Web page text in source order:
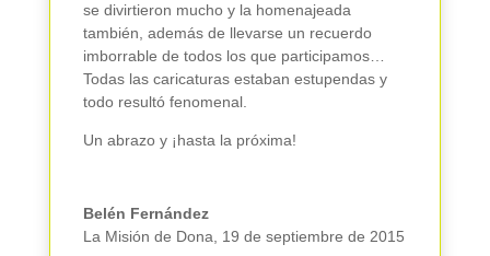
se divirtieron mucho y la homenajeada
también, además de llevarse un recuerdo
imborrable de todos los que participamos…
Todas las caricaturas estaban estupendas y
todo resultó fenomenal.
Un abrazo y ¡hasta la próxima!
Belén Fernández
La Misión de Dona, 19 de septiembre de 2015